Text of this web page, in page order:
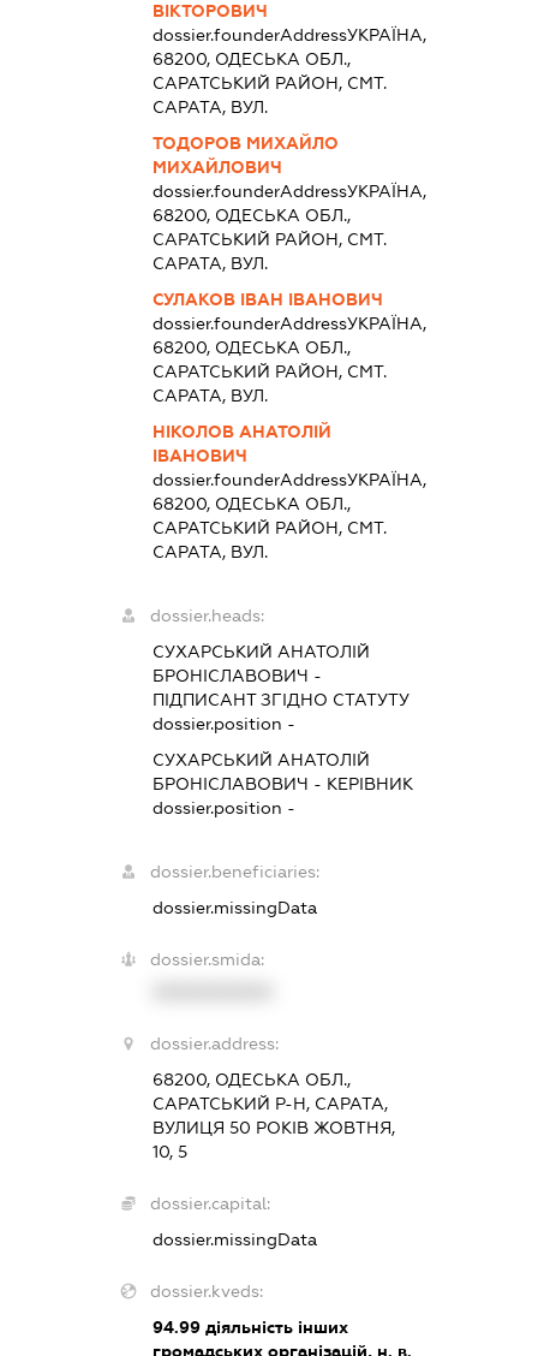
ВІКТОРОВИЧ
dossier.founderAddressУКРАЇНА,
68200, ОДЕСЬКА ОБЛ.,
САРАТСЬКИЙ РАЙОН, СМТ.
САРАТА, ВУЛ.
ТОДОРОВ МИХАЙЛО
МИХАЙЛОВИЧ
dossier.founderAddressУКРАЇНА,
68200, ОДЕСЬКА ОБЛ.,
САРАТСЬКИЙ РАЙОН, СМТ.
САРАТА, ВУЛ.
СУЛАКОВ ІВАН ІВАНОВИЧ
dossier.founderAddressУКРАЇНА,
68200, ОДЕСЬКА ОБЛ.,
САРАТСЬКИЙ РАЙОН, СМТ.
САРАТА, ВУЛ.
НІКОЛОВ АНАТОЛІЙ
ІВАНОВИЧ
dossier.founderAddressУКРАЇНА,
68200, ОДЕСЬКА ОБЛ.,
САРАТСЬКИЙ РАЙОН, СМТ.
САРАТА, ВУЛ.
dossier.heads:
СУХАРСЬКИЙ АНАТОЛІЙ
БРОНІСЛАВОВИЧ -
ПІДПИСАНТЗГІДНО СТАТУТУ
dossier.position -
СУХАРСЬКИЙ АНАТОЛІЙ
БРОНІСЛАВОВИЧ - КЕРІВНИК
dossier.position -
dossier.beneficiaries:
dossier.missingData
dossier.smida:
dossier.address:
68200, ОДЕСЬКА ОБЛ.,
САРАТСЬКИЙ Р-Н, САРАТА,
ВУЛИЦЯ 50 РОКІВ ЖОВТНЯ,
10, 5
dossier.capital:
dossier.missingData
dossier.kveds:
94.99діяльність інших
громадських організацій, н. в.